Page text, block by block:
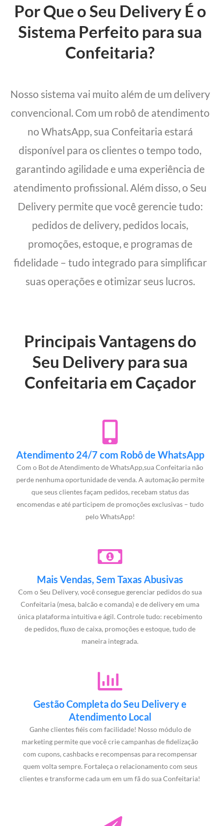
Por Que o Seu Delivery É o
Sistema Perfeito para sua
Confeitaria?
Nosso sistema vai muito além de um delivery
convencional. Com um robô de atendimento
no WhatsApp, sua Confeitaria estará
disponível para os clientes o tempo todo,
garantindo agilidade e uma experiência de
atendimento profissional. Além disso, o Seu
Delivery permite que você gerencie tudo:
pedidos de delivery, pedidos locais,
promoções, estoque, e programas de
fidelidade – tudo integrado para simplificar
suas operações e otimizar seus lucros.
Principais Vantagens do
Seu Delivery para sua
Confeitaria em Caçador
Atendimento 24/7 com Robô de WhatsApp
Com o Bot de Atendimento de WhatsApp,sua Confeitaria não
perde nenhuma oportunidade de venda. A automação permite
que seus clientes façam pedidos, recebam status das
encomendas e até participem de promoções exclusivas – tudo
pelo WhatsApp!
Mais Vendas, Sem Taxas Abusivas
Com o Seu Delivery, você consegue gerenciar pedidos do sua
Confeitaria (mesa, balcão e comanda) e de delivery em uma
única plataforma intuitiva e ágil. Controle tudo: recebimento
de pedidos, fluxo de caixa, promoções e estoque, tudo de
maneira integrada.
Gestão Completa do Seu Delivery e
Atendimento Local
Ganhe clientes fiéis com facilidade! Nosso módulo de
marketing permite que você crie campanhas de fidelização
com cupons, cashbacks e recompensas para recompensar
quem volta sempre. Fortaleça o relacionamento com seus
clientes e transforme cada um em um fã do sua Confeitaria!